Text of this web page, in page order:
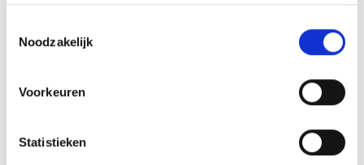
Noodzakelijk
Voorkeuren
Statistieken
Straatmeubilair
Hekwerk